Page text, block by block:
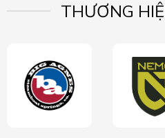
THƯƠNG